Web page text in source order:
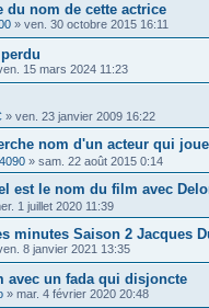
du nom de cette actrice
» ven. 30 octobre 2015 16:11
15 mars 2024 11:23
» ven. 23 janvier 2009 16:22
nom d'un acteur qui
» sam. 22 août 2015 0:14
est le nom du film avec
1 juillet 2020 11:39
minutes Saison 2 Jacques
8 janvier 2021 13:35
avec un fada qui disjoncte
» mar. 4 février 2020 20:48